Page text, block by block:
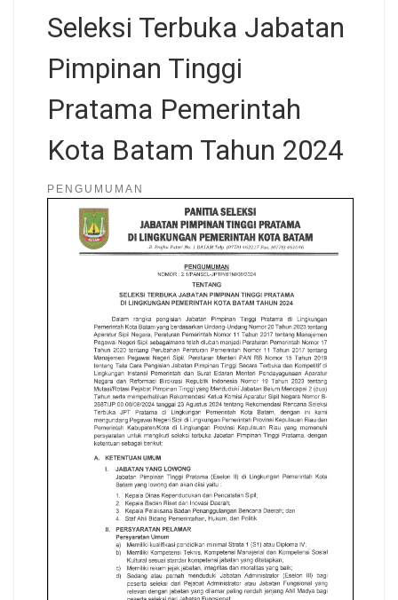
Seleksi Terbuka Jabatan
Pimpinan Tinggi
Pratama Pemerintah
Kota Batam Tahun 2024
PENGUMUMAN